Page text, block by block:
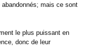
mais ce sont
le plus puissant en
donc de leur